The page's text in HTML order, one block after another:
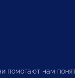
помогают нам